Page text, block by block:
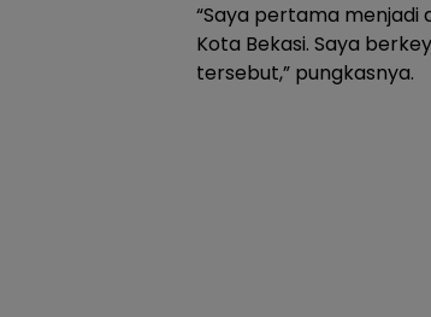
“Saya pertama menjadi
Kota Bekasi. Saya
tersebut,” pungkasnya.